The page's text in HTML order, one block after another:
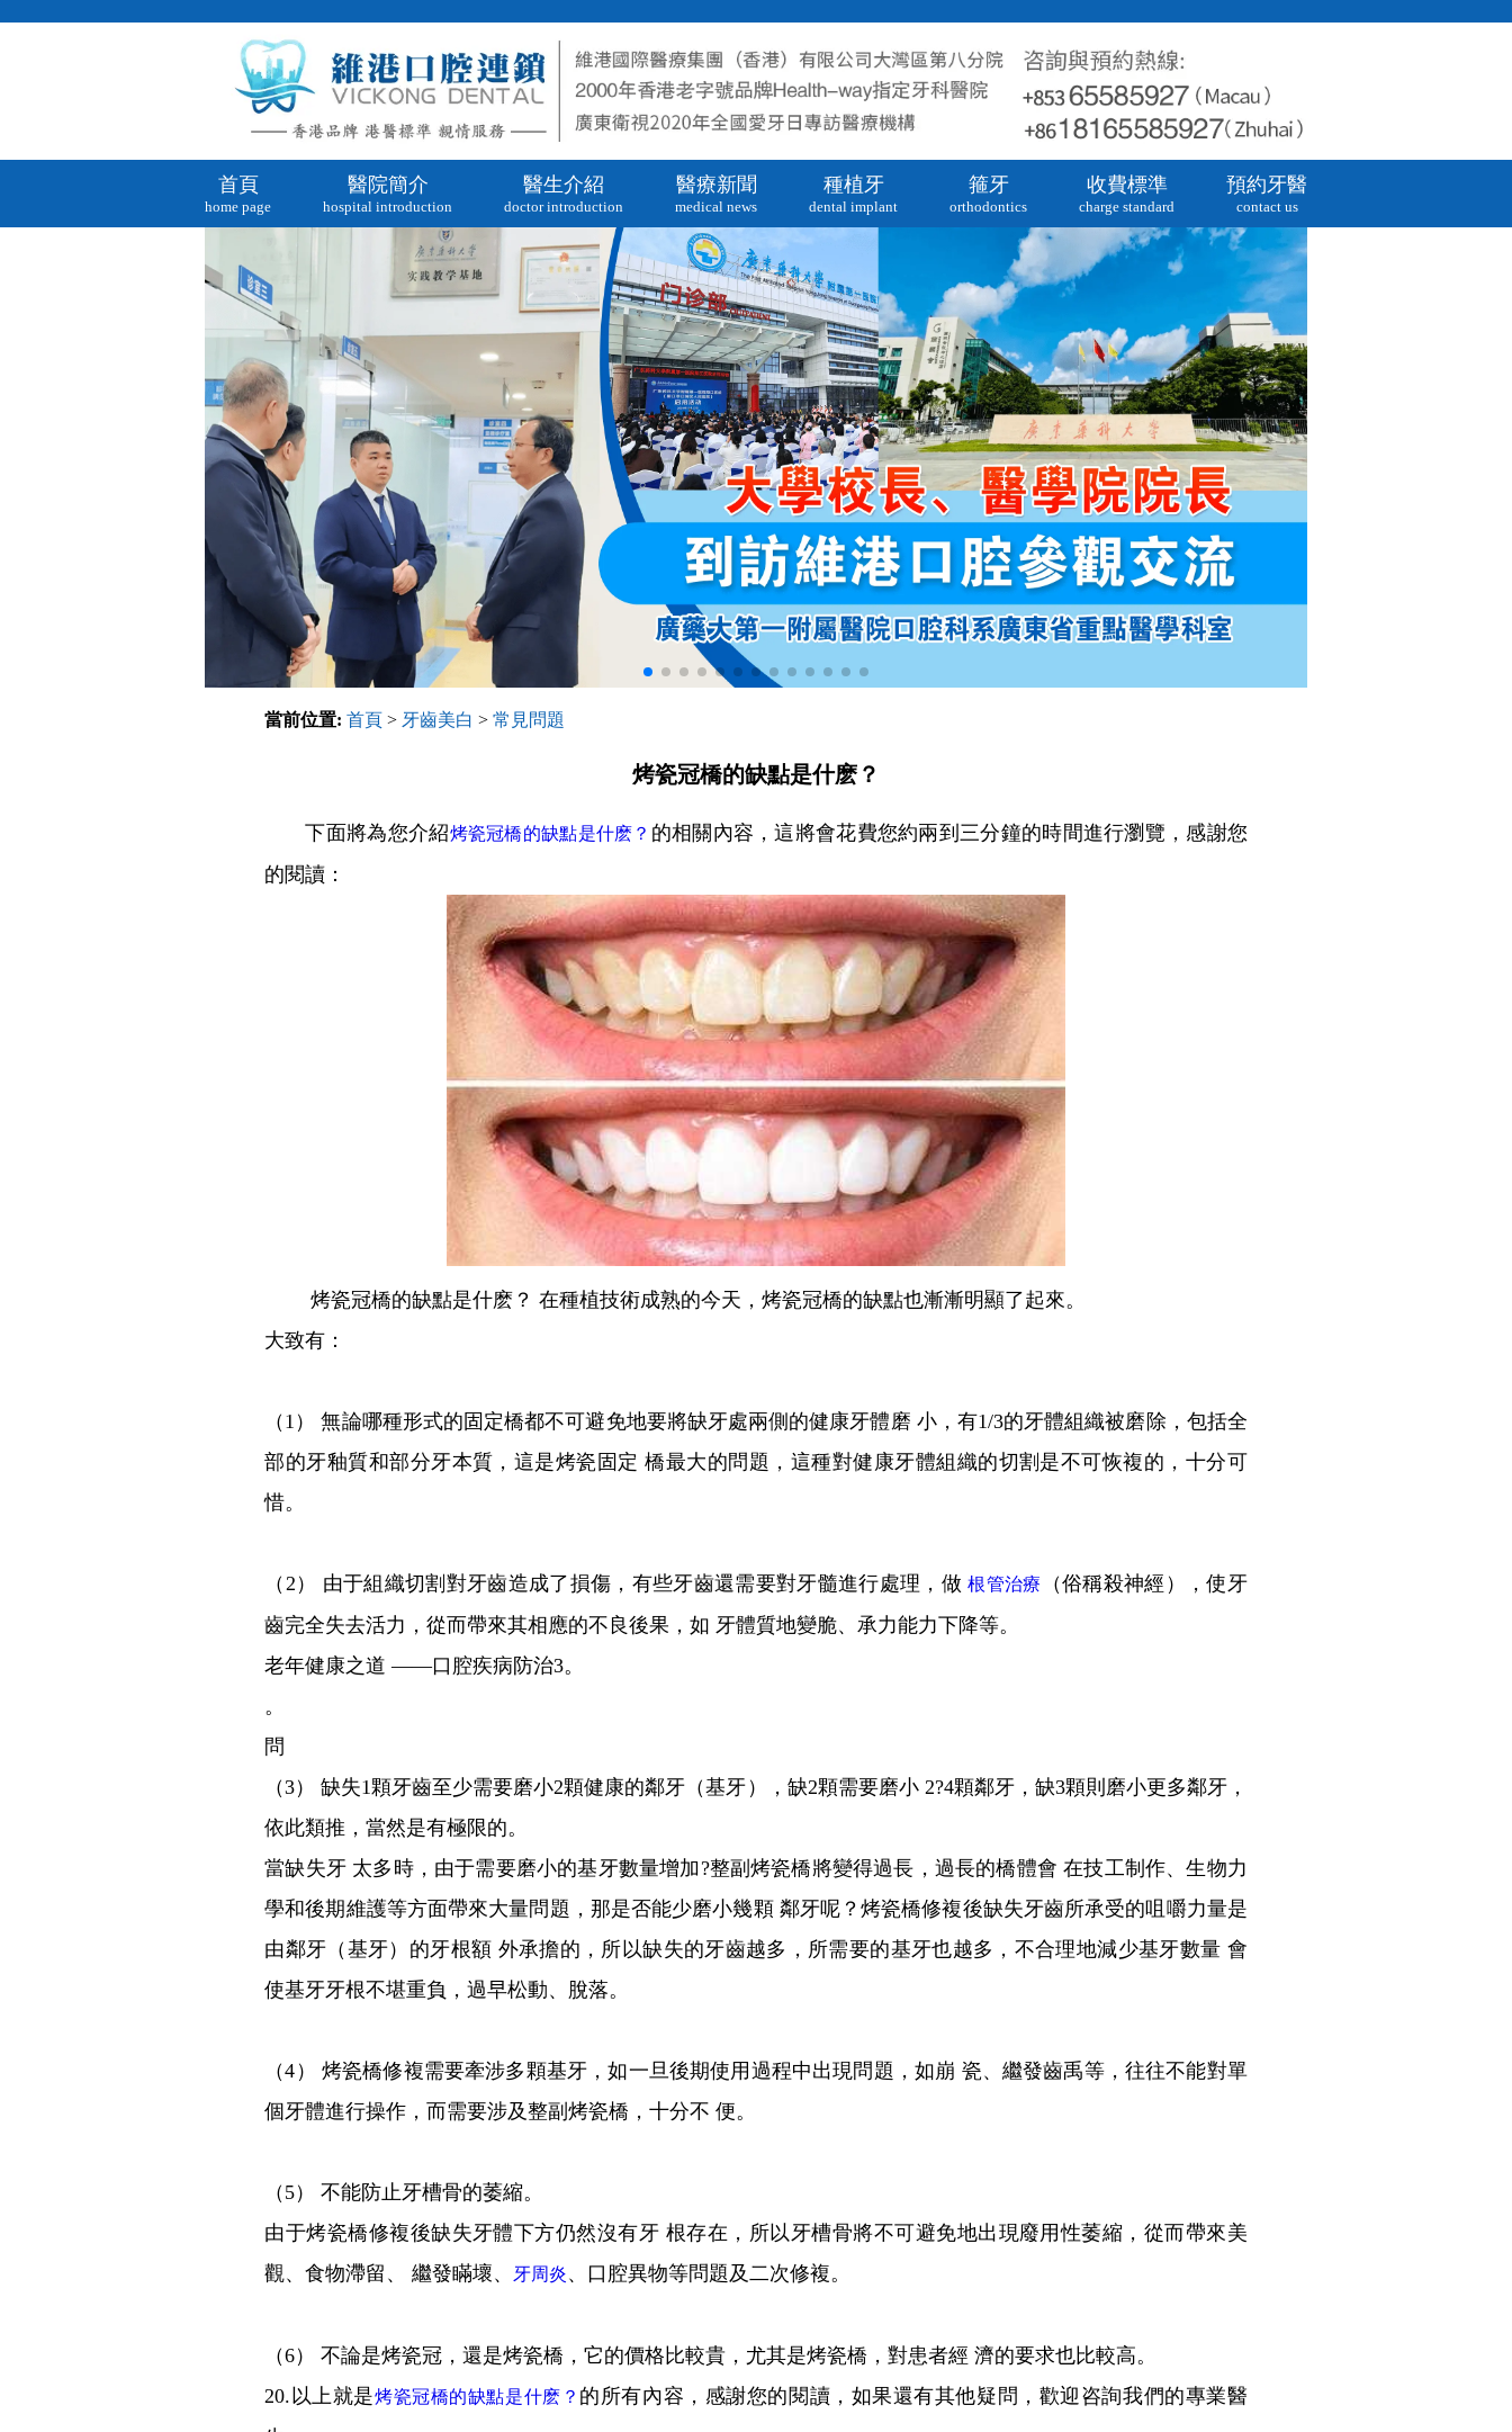
首頁
home page
醫院簡介
hospital introduction
醫生介紹
doctor introduction
醫療新聞
medical news
種植牙
dental implant
箍牙
orthodontics
收費標準
charge standard
預約牙醫
contact us
當前位置: 首頁 > 牙齒美白 >常見問題
烤瓷冠橋的缺點是什麽？
下面將為您介紹烤瓷冠橋的缺點是什麽？ 的相關內容，這將會花費您約兩到三分鐘的時間進行瀏覽，感謝您
的閱讀：
烤瓷冠橋的缺點是什麽？ 在種植技術成熟的今天，烤瓷冠橋的缺點也漸漸明顯了起來。
大致有：
（1） 無論哪種形式的固定橋都不可避免地要將缺牙處兩側的健康牙體磨 小，有1/3的牙體組織被磨除，包括全
部的牙釉質和部分牙本質，這是烤瓷固定 橋最大的問題，這種對健康牙體組織的切割是不可恢複的，十分可
惜。
（2） 由于組織切割對牙齒造成了損傷，有些牙齒還需要對牙髓進行處理，做根管治療
（俗稱殺神經），使牙
齒完全失去活力，從而帶來其相應的不良後果，如 牙體質地變脆、承力能力下降等。
老年健康之道 ——口腔疾病防治3。
。
問
（3） 缺失1顆牙齒至少需要磨小2顆健康的鄰牙（基牙），缺2顆需要磨小 2?4顆鄰牙，缺3顆則磨小更多鄰牙，
依此類推，當然是有極限的。
當缺失牙 太多時，由于需要磨小的基牙數量增加?整副烤瓷橋將變得過長，過長的橋體會 在技工制作、生物力
學和後期維護等方面帶來大量問題，那是否能少磨小幾顆 鄰牙呢？烤瓷橋修複後缺失牙齒所承受的咀嚼力量是
由鄰牙（基牙）的牙根額 外承擔的，所以缺失的牙齒越多，所需要的基牙也越多，不合理地減少基牙數量 會
使基牙牙根不堪重負，過早松動、脫落。
（4） 烤瓷橋修複需要牽涉多顆基牙，如一旦後期使用過程中出現問題，如崩 瓷、繼發齒禹等，往往不能對單
個牙體進行操作，而需要涉及整副烤瓷橋，十分不 便。
（5） 不能防止牙槽骨的萎縮。
由于烤瓷橋修複後缺失牙體下方仍然沒有牙 根存在，所以牙槽骨將不可避免地出現廢用性萎縮，從而帶來美
觀、食物滯留、 繼發瞞壞、
牙周炎、口腔異物等問題及二次修複。
（6） 不論是烤瓷冠，還是烤瓷橋，它的價格比較貴，尤其是烤瓷橋，對患者經 濟的要求也比較高。
20.以上就是烤瓷冠橋的缺點是什麽？ 的所有內容，感謝您的閱讀，如果還有其他疑問，歡迎咨詢我們的專業醫